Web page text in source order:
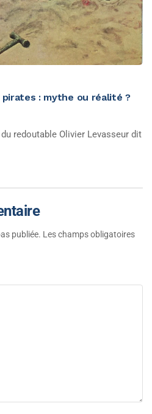
: mythe ou réalité ?
redoutable Olivier Levasseur dit
publiée. Les champs obligatoires